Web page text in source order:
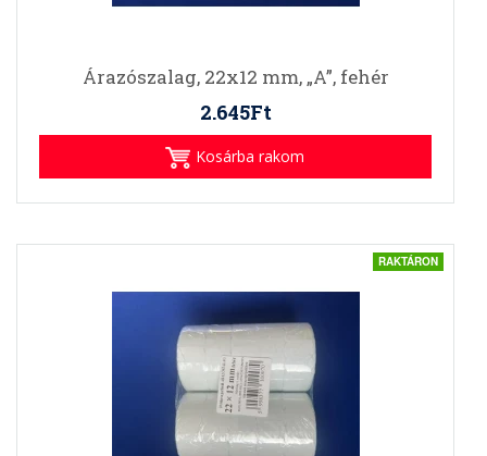
Árazószalag, 22x12 mm, „A”, fehér
2.645Ft
Kosárba rakom
RAKTÁRON